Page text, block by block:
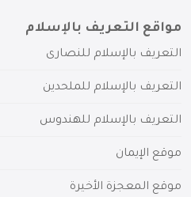
مواقع التعريف بالإسلام
التعريف بالإسلام للنصارى
التعريف بالإسلام للملحدين
التعريف بالإسلام للهندوس
موقع الإيمان
موقع المعجزة الأخيرة